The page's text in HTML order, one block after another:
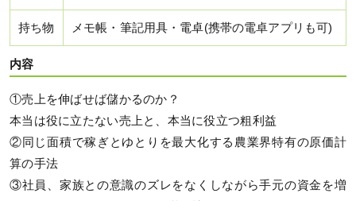
持ち物 メモ帳・筆記用具・電卓(携帯の電卓アプリも可)
内容
①売上を伸ばせば儲かるのか？
本当は役に立たない売上と、本当に役立つ粗利益
②同じ面積で稼ぎとゆとりを最大化する農業界特有の原価計
算の手法
③社員、家族との意識のズレをなくしながら手元の資金を増